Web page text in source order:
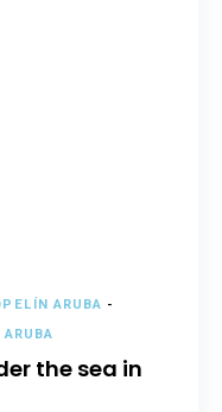
ARUBA -
the sea in